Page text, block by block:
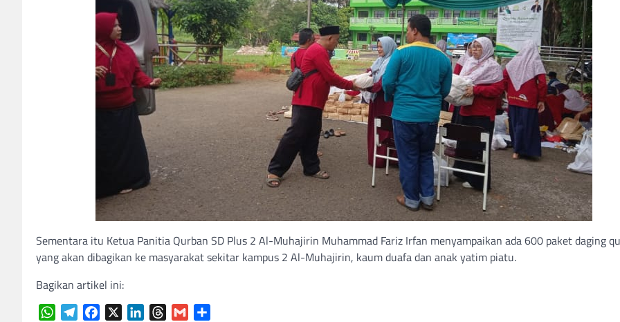
Sementara itu Ketua Panitia Qurban SD Plus 2 Al-Muhajirin Muhammad Fariz Irfan menyampaikan ada 600 paket daging
yang akan dibagikan ke masyarakat sekitar kampus 2 Al-Muhajirin, kaum duafa dan anak yatim piatu.
Bagikan artikel ini:
WhatsAppTelegramFacebook LinkedInThreads
Gmail